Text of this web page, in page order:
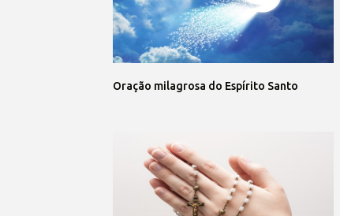
Oração milagrosa do Espírito Santo